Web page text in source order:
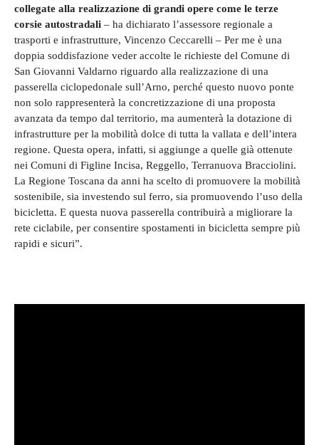
collegate alla realizzazione di grandi opere come le terze
corsie autostradali – ha dichiarato l’assessore regionale a
trasporti e infrastrutture, Vincenzo Ceccarelli – Per me è una
doppia soddisfazione veder accolte le richieste del Comune di
San Giovanni Valdarno riguardo alla realizzazione di una
passerella ciclopedonale sull’Arno, perché questo nuovo ponte
non solo rappresenterà la concretizzazione di una proposta
avanzata da tempo dal territorio, ma aumenterà la dotazione di
infrastrutture per la mobilità dolce di tutta la vallata e dell’intera
regione. Questa opera, infatti, si aggiunge a quelle già ottenute
nei Comuni di Figline Incisa, Reggello, Terranuova Bracciolini.
La Regione Toscana da anni ha scelto di promuovere la mobilità
sostenibile, sia investendo sul ferro, sia promuovendo l’uso della
bicicletta. E questa nuova passerella contribuirà a migliorare la
rete ciclabile, per consentire spostamenti in bicicletta sempre più
rapidi e sicuri”.